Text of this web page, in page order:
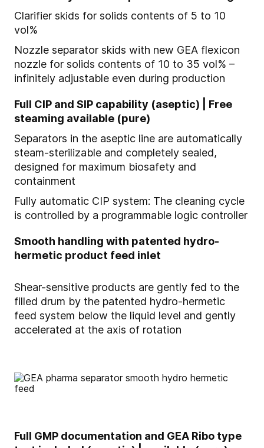
Clarifier skids for solids contents of 5 to 10
vol%
Nozzle separator skids with new GEA flexicon
nozzle for solids contents of 10 to 35 vol% –
infinitely adjustable even during production
Full CIP and SIP capability (aseptic) | Free
steaming available (pure)
Separators in the aseptic line are automatically
steam-sterilizable and completely sealed,
designed for maximum biosafety and
containment
Fully automatic CIP system: The cleaning cycle
is controlled by a programmable logic controller
Smooth handling with patented hydro-
hermetic product feed inlet
Shear-sensitive products are gently fed to the
filled drum by the patented hydro-hermetic
feed system below the liquid level and gently
accelerated at the axis of rotation
Full GMP documentation and GEA Ribo type